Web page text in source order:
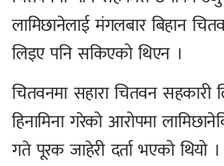
लामिछानेलाई मंगलबार बिहान
लिइए पनि सकिएको थिएन ।
चितवनमा सहारा चितवन सहकारी
हिनामिना गरेको आरोपमा
गते पूरक जाहेरी दर्ता भएको थियो ।